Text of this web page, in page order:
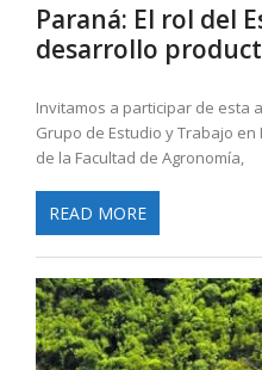
Paraná: El rol del
desarrollo
Invitamos a participar de esta
Grupo de Estudio y Trabajo en
de la Facultad de Agronomía,
READ MORE